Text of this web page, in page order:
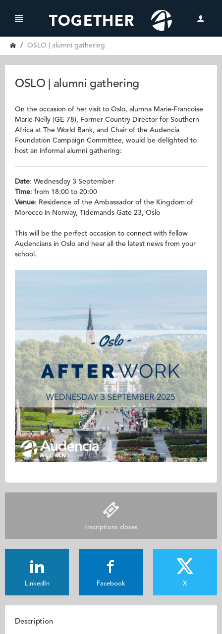
OSLO | alumni gathering
OSLO | alumni gathering
On the occasion of her visit to Oslo, alumna Marie-Francoise
Marie-Nelly (GE 78), Former Country Director for Southern
Africa at The World Bank, and Chair of the Audencia
Foundation Campaign Committee, would be delighted to
host an informal alumni gathering:
Date: Wednesday 3 September
Time: from 18:00 to 20:00
Venue: Residence of the Ambassador of the Kingdom of
Morocco in Norway, Tidemands Gate 23, Oslo
This will be the perfect occasion to connect with fellow
Audencians in Oslo and hear all the latest news from your
school.
Inscriptions closes
LinkedIn Facebook X
Description